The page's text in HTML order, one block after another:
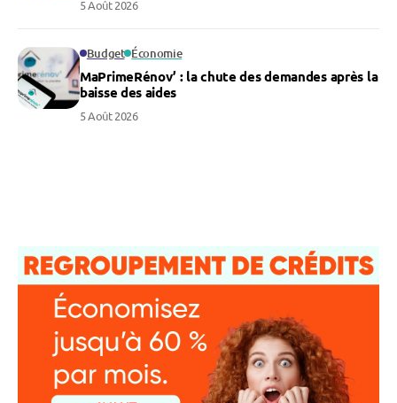
5 Août 2026
Budget Économie
MaPrimeRénov’ : la chute des demandes après la
baisse des aides
5 Août 2026